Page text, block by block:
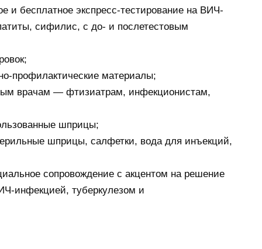
и бесплатное экспресс-тестирование на ВИЧ-
сифилис, с до- и послетестовым
профилактические материалы;
врачам — фтизиатрам, инфекционистам,
шприцы;
шприцы, салфетки, вода для инъекций,
сопровождение с акцентом на решение
инфекцией, туберкулезом и